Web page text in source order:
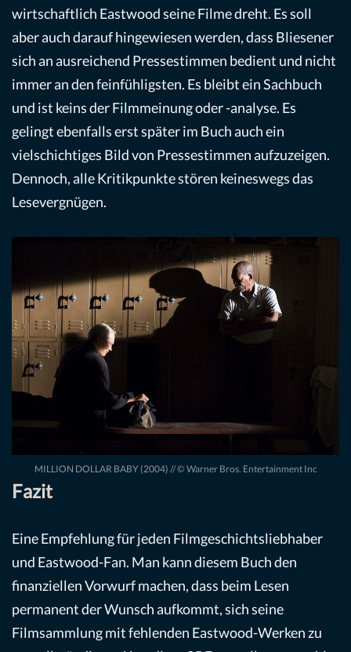
wirtschaftlich Eastwood seine Filme dreht. Es soll
aber auch darauf hingewiesen werden, dass Bliesener
sich an ausreichend Pressestimmen bedient und nicht
immer an den feinfühligsten. Es bleibt ein Sachbuch
und ist keins der Filmmeinung oder -analyse. Es
gelingt ebenfalls erst später im Buch auch ein
vielschichtiges Bild von Pressestimmen aufzuzeigen.
Dennoch, alle Kritikpunkte stören keineswegs das
Lesevergnügen.
MILLION DOLLAR BABY (2004) // © Warner Bros. Entertainment Inc
Fazit
Eine Empfehlung für jeden Filmgeschichtsliebhaber
und Eastwood-Fan. Man kann diesem Buch den
finanziellen Vorwurf machen, dass beim Lesen
permanent der Wunsch aufkommt, sich seine
Filmsammlung mit fehlenden Eastwood-Werken zu